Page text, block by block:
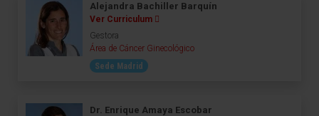
Alejandra Bachiller Barquín
Ver Curriculum
Gestora
Área de Cáncer Ginecológico
Sede Madrid
Dr. Enrique Amaya Escobar